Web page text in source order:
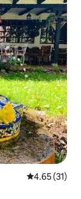
レビュー31
4.65 (31)